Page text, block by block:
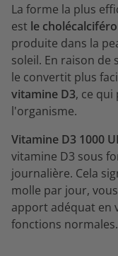
La forme la plus
est le
produite dans la
soleil. En raison de
le convertit plus
vitamine D3, ce
l'organisme.
Vitamine D3 1000
vitamine D3 sous
journalière. Cela
molle par jour,
apport adéquat en
fonctions normales.